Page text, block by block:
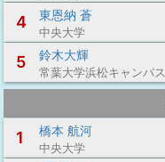
4 東恩納 蒼
中央大学
5 鈴木大輝
常葉大学浜松キャンパス
1
橋本 航河
中央大学